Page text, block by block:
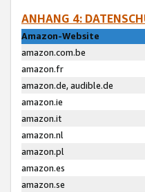
ANHANG 4:
Amazon-Website
amazon.com.be
amazon.fr
amazon.de, audible.de
amazon.ie
amazon.it
amazon.nl
amazon.pl
amazon.es
amazon.se